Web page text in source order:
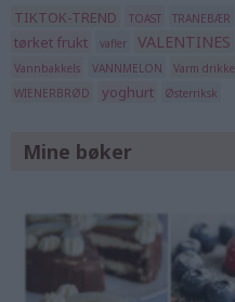
TIKTOK-TREND TOAST TRANEBÆR
tørket frukt vafler VALENTINES
Vannbakkels VANNMELON Varm drikke
WIENERBRØD
yoghurt Østerriksk
Mine bøker